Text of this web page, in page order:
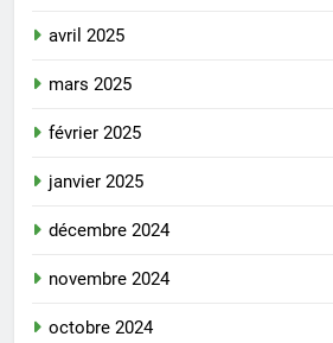
avril 2025
mars 2025
février 2025
janvier 2025
décembre 2024
novembre 2024
octobre 2024